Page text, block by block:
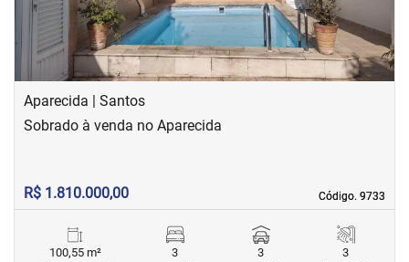
Aparecida | Santos
Código. 9733
Código. 9733
Sobrado à venda no Aparecida
R$ 1.810.000,00
100,55 m²
3
3
3